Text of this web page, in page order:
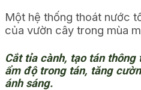
Một hệ thống thoát nước
của vườn cây trong mùa
Cắt tỉa cành, tạo tán
ẩm độ trong tán, tăng
ánh sáng.